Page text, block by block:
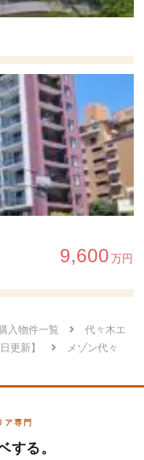
9,600万円
入物件一覧
代々木エ
更新】
メゾン代々
ア専門
する。